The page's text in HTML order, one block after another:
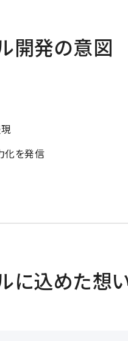
開発の意図
化を発信
に込めた想